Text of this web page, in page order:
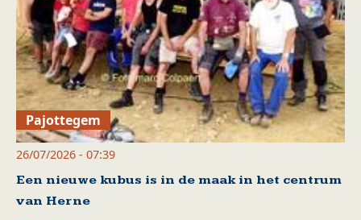
Pajottegem
26/07/2026 - 07:39
Een nieuwe kubus is in de maak in het centrum
van Herne